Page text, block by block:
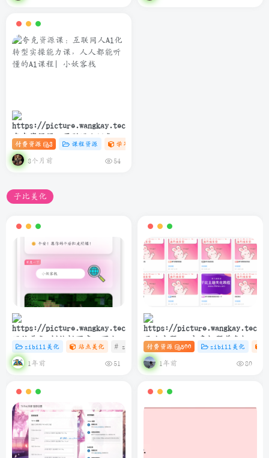
夸克资源课：互联网人Al化转
型实操能力课，人人都能听懂
的Al课程
付费资源 3 课程资源 学习资料课
3个月前 54
子比美化
网站美化-侧边栏百度一下小卡
片协助SEO
zibill美化 站点美化 # zibll # C # 设计
1年前 51
子比主题 – 文章标题前角标扫
光样式[优化版]
付费资源 500 zibill美化
1年前 80